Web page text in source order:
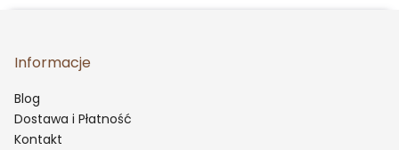
Informacje
Blog
Dostawa i Płatność
Kontakt